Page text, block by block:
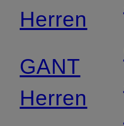
Herren
GANT
Herren